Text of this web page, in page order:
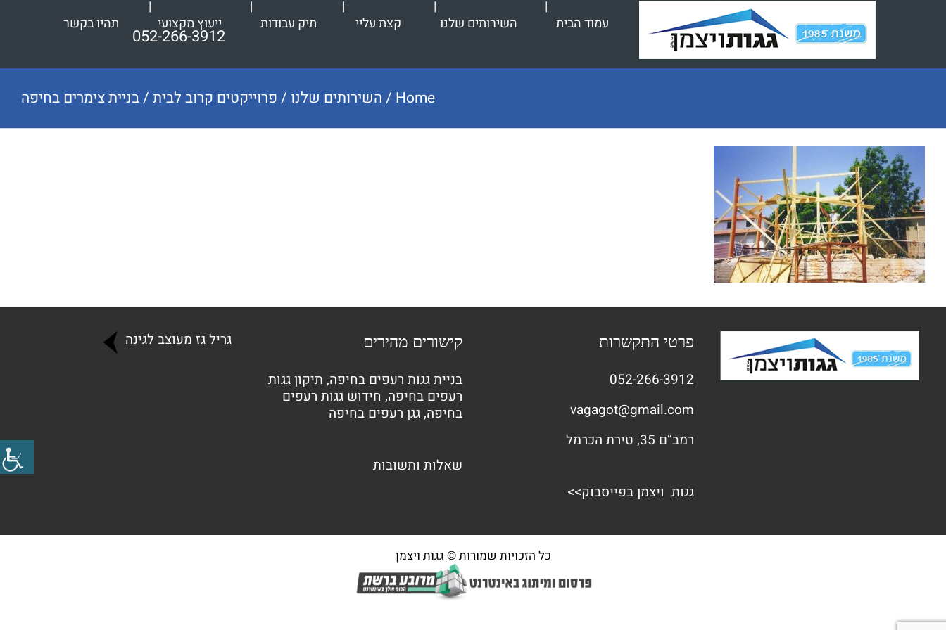
052-266-3912
עמוד הבית השירותים שלנו קצת עליי תיק עבודות ייעוץ מקצועי תהיו בקשר
Home
/השירותים שלנו /פרוייקטים קרוב לבית/בניית צימרים בחיפה
פרטי התקשרות
052-266-3912
vagagot@gmail.com
רמב”ם 35, טירת הכרמל
גגות ויצמן בפייסבוק>>
קישורים מהירים
בניית גגות רעפים בחיפה, תיקון גגות
רעפים בחיפה, חידוש גגות רעפים
בחיפה,גגן רעפים בחיפה
שאלות ותשובות
גריל גז מעוצב לגינה
כל הזכויות שמורות © גגות ויצמן